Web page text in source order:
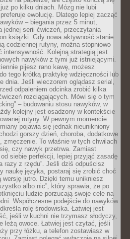
po kilku dniach. Mózg nie lubi
ewolucję. Dlatego lepiej zacząć
– biegania przez 5 minut,
jednej serii ćwiczeń, przeczytania
książki. Gdy nowa aktywność stanie
codziennej rutyny, można stopniowo
intensywność. Kolejną strategią jest
nawyków z tymi już istniejącymi.
pijesz rano kawę, możesz
tego krótką praktykę wdzięczności lub
dnia. Jeśli wieczorem oglądasz serial,
odpaleniem odcinka zrobić kilka
rozciągających. Mówi się o tym
– budowaniu stosu nawyków, w
kolejny jest osadzony w kontekście
rutyny. W pewnym momencie
pojawia się jednak nieunikniony
gorszy dzień, choroba, dodatkowe
zmęczenie. To właśnie w tych chwilach
czy nawyk przetrwa. Zamiast
siebie perfekcji, lepiej przyjąć zasadę
razy z rzędu”. Jeśli dziś odpuścisz
naukę języka, postaraj się zrobić choć
wersję jutro. Dzięki temu unikniesz
albo nic”, który sprawia, że po
ludzie porzucają swoje cele na
Współczesne podejście do nawyków
rolę środowiska. Łatwiej jest
jeśli w kuchni nie trzymasz słodyczy,
leżą owoce. Łatwiej jest czytać, jeśli
przy łóżku, a telefon zostawiasz w